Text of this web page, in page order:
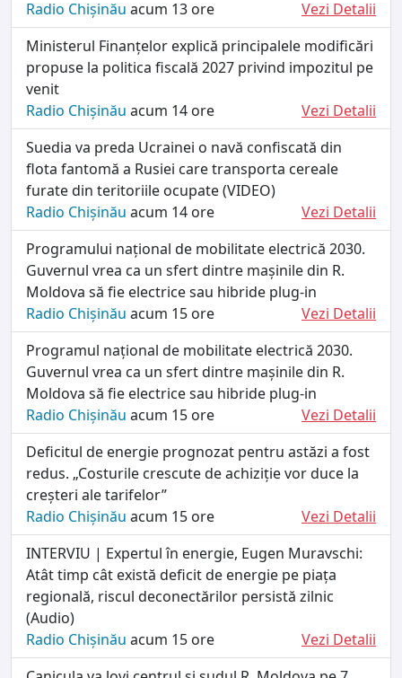
Radio Chișinău acum 13 ore
Vezi Detalii
Ministerul Finanțelor explică principalele modificări
propuse la politica fiscală 2027 privind impozitul pe
venit
Radio Chișinău acum 14 ore
Vezi Detalii
Suedia va preda Ucrainei o navă confiscată din
flota fantomă a Rusiei care transporta cereale
furate din teritoriile ocupate (VIDEO)
Radio Chișinău acum 14 ore
Vezi Detalii
Programului național de mobilitate electrică 2030.
Guvernul vrea ca un sfert dintre mașinile din R.
Moldova să fie electrice sau hibride plug-in
Radio Chișinău acum 15 ore
Vezi Detalii
Programul național de mobilitate electrică 2030.
Guvernul vrea ca un sfert dintre mașinile din R.
Moldova să fie electrice sau hibride plug-in
Radio Chișinău acum 15 ore
Vezi Detalii
Deficitul de energie prognozat pentru astăzi a fost
redus. „Costurile crescute de achiziție vor duce la
creșteri ale tarifelor”
Radio Chișinău acum 15 ore
Vezi Detalii
INTERVIU | Expertul în energie, Eugen Muravschi:
Atât timp cât există deficit de energie pe piața
regională, riscul deconectărilor persistă zilnic
(Audio)
Radio Chișinău acum 15 ore
Vezi Detalii